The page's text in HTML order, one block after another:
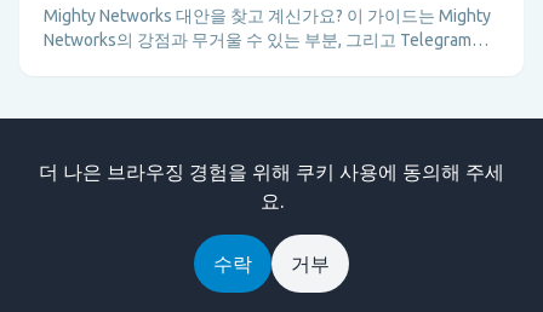
Mighty Networks 대안을 찾고 계신가요? 이 가이드는 Mighty
Networks의 강점과 무거울 수 있는 부분, 그리고 Telegram과
더 나은 브라우징 경험을 위해 쿠키 사용에 동의해 주세
요.
수락 거부
Telegram 커뮤니티를 관리, 자동화 및 성장시키는 올인원 플랫